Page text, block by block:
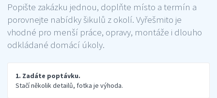
Popište zakázku jednou, doplňte místo a termín a
porovnejte nabídky šikulů z okolí. Vyřešmito je
vhodné pro menší práce, opravy, montáže i dlouho
odkládané domácí úkoly.
1. Zadáte poptávku.
Stačí několik detailů, fotka je výhoda.